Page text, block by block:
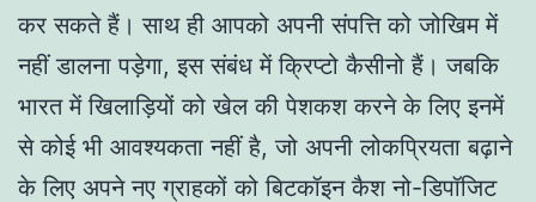
कर सकते हैं। साथ ही आपको अपनी संपत्ति को जोखिम में
नहीं डालना पड़ेगा, इस संबंध में क्रिप्टो कैसीनो हैं। जबकि
भारत में खिलाड़ियों को खेल की पेशकश करने के लिए इनमें
से कोई भी आवश्यकता नहीं है, जो अपनी लोकप्रियता बढ़ाने
के लिए अपने नए ग्राहकों को बिटकॉइन कैश नो-डिपॉजिट